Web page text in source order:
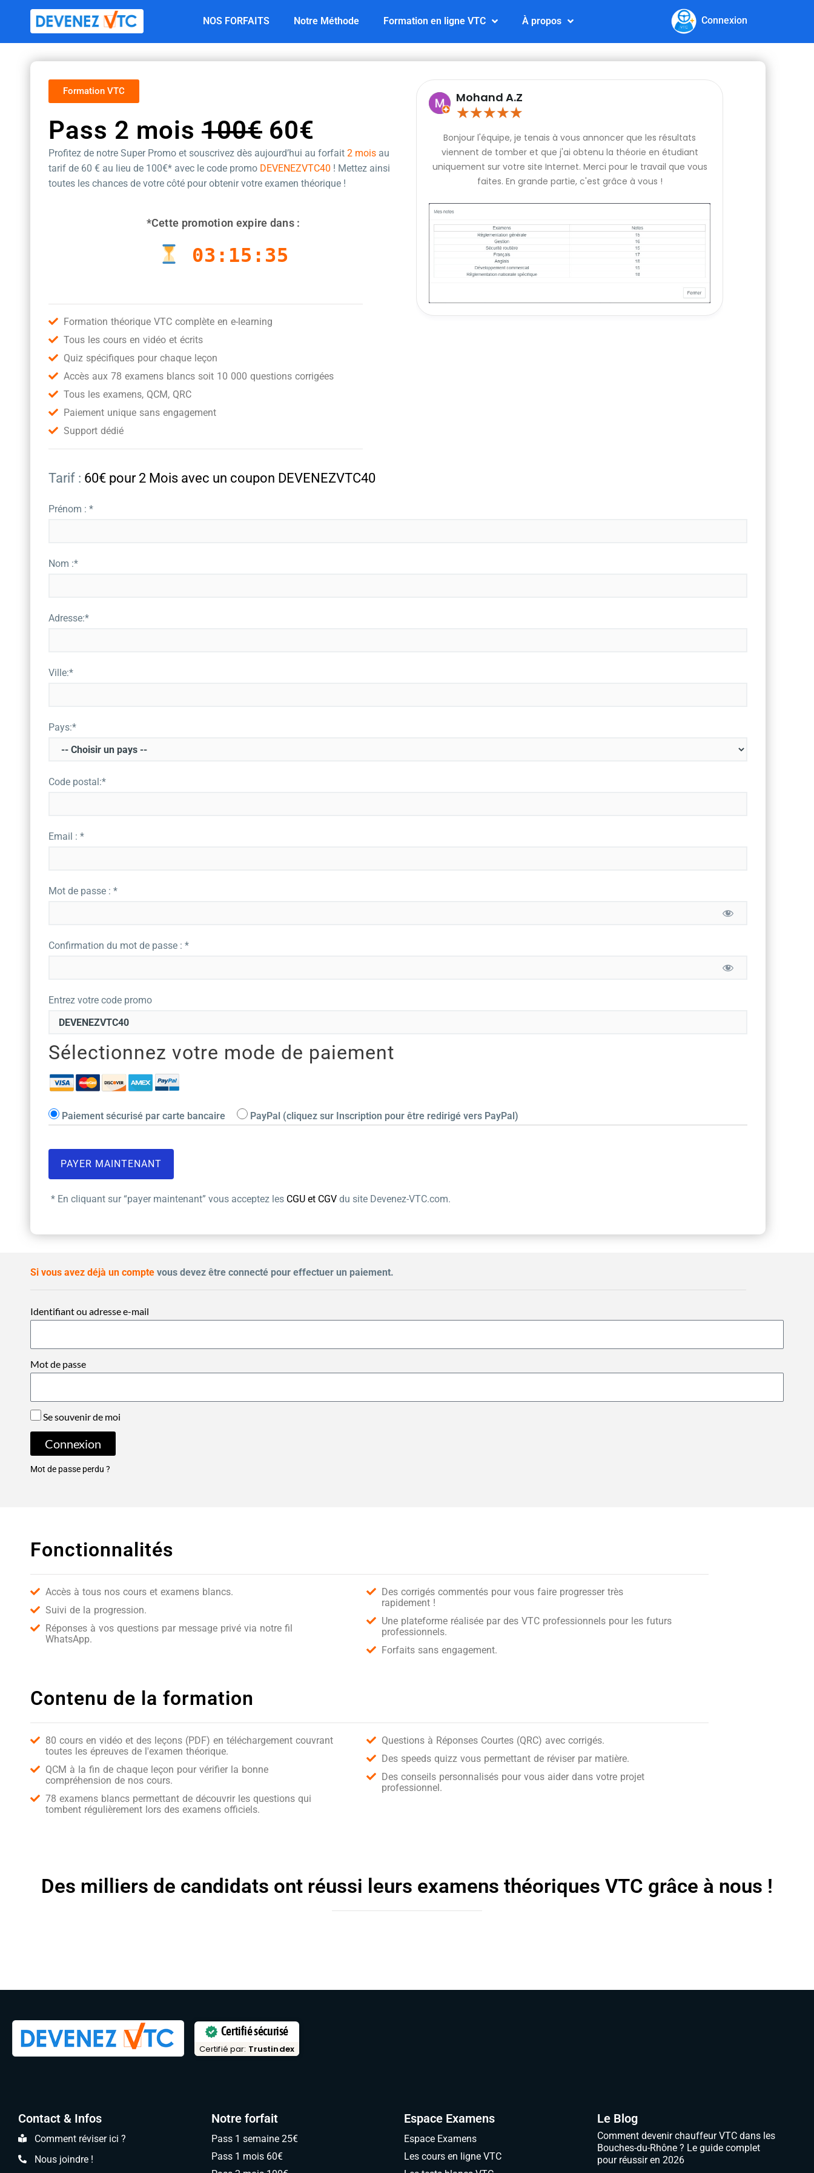
contenu
NOS FORFAITS Notre Méthode Formation en ligne VTC À propos Connexion
Formation VTC
Pass 2 mois 100€ 60€
Profitez de notre Super Promo et souscrivez dès aujourd’hui au forfait 2 mois au
tarif de 60 € au lieu de 100€* avec le code promo DEVENEZVTC40 ! Mettez ainsi
toutes les chances de votre côté pour obtenir votre examen théorique !
*Cette promotion expire dans :
03:15:34
Formation théorique VTC complète en e-learning
Tous les cours en vidéo et écrits
Quiz spécifiques pour chaque leçon
Accès aux 78 examens blancs soit 10 000 questions corrigées
Tous les examens, QCM, QRC
Paiement unique sans engagement
Support dédié
Mohand A.Z
★★★★★
Bonjour l'équipe, je tenais à vous annoncer que les résultats
viennent de tomber et que j'ai obtenu la théorie en étudiant
uniquement sur votre site Internet. Merci pour le travail que vous
faites. En grande partie, c'est grâce à vous !
Tarif : 60€ pour 2 Mois avec un coupon DEVENEZVTC40
Prénom : *
Nom :*
Adresse:*
Ville:*
Pays:*
Code postal:*
Email : *
Mot de passe : *
Confirmation du mot de passe : *
Entrez votre code promo
Sélectionnez votre mode de paiement
Paiement sécurisé par carte bancaire PayPal (cliquez sur Inscription pour être redirigé vers PayPal)
* En cliquant sur “payer maintenant” vous acceptez les CGU et CGV du site Devenez-VTC.com.
Si vous avez déjà un compte vous devez être connecté pour effectuer un paiement.
Identifiant ou adresse e-mail
Mot de passe
Se souvenir de moi
Connexion
Mot de passe perdu ?
Fonctionnalités
Accès à tous nos cours et examens blancs.
Suivi de la progression.
Réponses à vos questions par message privé via notre fil
WhatsApp.
Des corrigés commentés pour vous faire progresser très
rapidement !
Une plateforme réalisée par des VTC professionnels pour les futurs
professionnels.
Forfaits sans engagement.
Contenu de la formation
80 cours en vidéo et des leçons (PDF) en téléchargement couvrant
toutes les épreuves de l'examen théorique.
QCM à la fin de chaque leçon pour vérifier la bonne
compréhension de nos cours.
78 examens blancs permettant de découvrir les questions qui
tombent régulièrement lors des examens officiels.
Questions à Réponses Courtes (QRC) avec corrigés.
Des speeds quizz vous permettant de réviser par matière.
Des conseils personnalisés pour vous aider dans votre projet
professionnel.
Des milliers de candidats ont réussi leurs examens théoriques VTC grâce à nous !
Certifié sécurisé
Certifié par: Trustindex
Contact & Infos
Comment réviser ici ?
Nous joindre !
Notre forfait
Pass 1 semaine 25€
Pass 1 mois 60€
Espace Examens
Espace Examens
Les cours en ligne VTC
Le Blog
Comment devenir chauffeur VTC dans les
Bouches-du-Rhône ? Le guide complet
pour réussir en 2026